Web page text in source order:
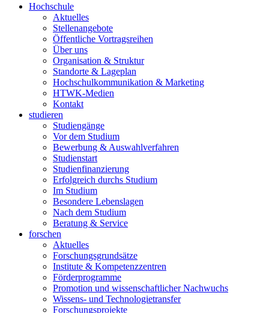
Hochschule
Aktuelles
Stellenangebote
Öffentliche Vortragsreihen
Über uns
Organisation & Struktur
Standorte & Lageplan
Hochschulkommunikation & Marketing
HTWK-Medien
Kontakt
studieren
Studiengänge
Vor dem Studium
Bewerbung & Auswahlverfahren
Studienstart
Studienfinanzierung
Erfolgreich durchs Studium
Im Studium
Besondere Lebenslagen
Nach dem Studium
Beratung & Service
forschen
Aktuelles
Forschungsgrundsätze
Institute & Kompetenzzentren
Förderprogramme
Promotion und wissenschaftlicher Nachwuchs
Wissens- und Technologietransfer
Forschungsprojekte